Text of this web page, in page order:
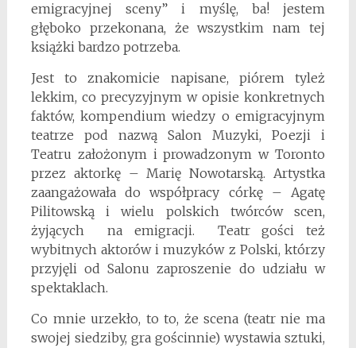
emigracyjnej sceny” i myślę, ba! jestem
głęboko przekonana, że wszystkim nam tej
książki bardzo potrzeba.
Jest to znakomicie napisane, piórem tyleż
lekkim, co precyzyjnym w opisie konkretnych
faktów, kompendium wiedzy o emigracyjnym
teatrze pod nazwą Salon Muzyki, Poezji i
Teatru założonym i prowadzonym w Toronto
przez aktorkę – Marię Nowotarską. Artystka
zaangażowała do współpracy córkę – Agatę
Pilitowską i wielu polskich twórców scen,
żyjących na emigracji. Teatr gości też
wybitnych aktorów i muzyków z Polski, którzy
przyjęli od Salonu zaproszenie do udziału w
spektaklach.
Co mnie urzekło, to to, że scena (teatr nie ma
swojej siedziby, gra gościnnie) wystawia sztuki,